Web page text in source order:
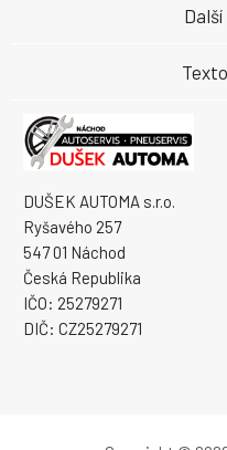
DUŠEK AUTOMA s.r.o.
Ryšavého 257
547 01 Náchod
Česká Republika
IČO: 25279271
DIČ: CZ25279271